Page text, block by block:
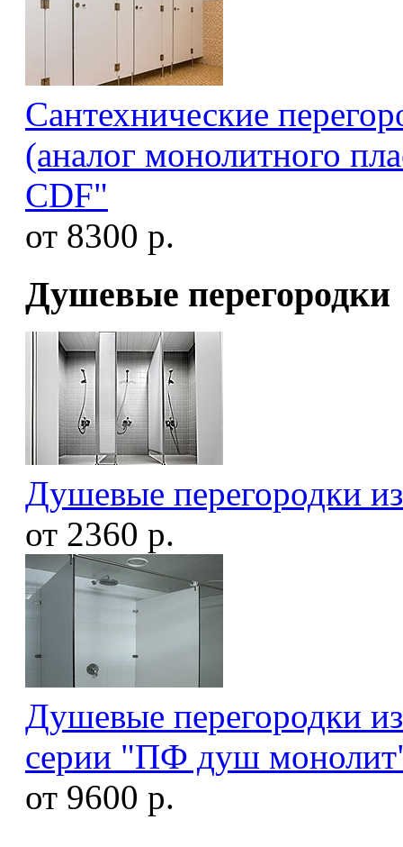
Сантехнические
(аналог монолитного
CDF"
от 8300 р.
Душевые перегородки
Душевые перегородки
от 2360 р.
Душевые перегородки
серии "ПФ душ
от 9600 р.